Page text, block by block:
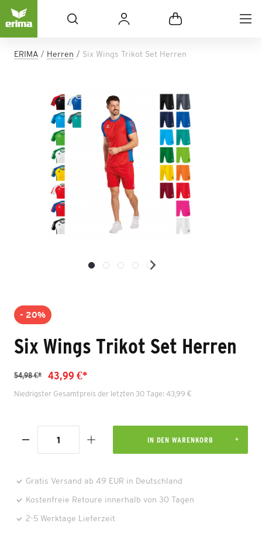
ERIMA Herren Six Wings Trikot Set Herren
- 20%
Six Wings Trikot Set Herren
54,98 €* 43,99 €*
Niedrigster Gesamtpreis der letzten 30 Tage: 43,99 €
IN DEN WARENKORB
Gratis Versand ab 49 EUR in Deutschland
Kostenfreie Retoure innerhalb von 30 Tagen
2-5 Werktage Lieferzeit